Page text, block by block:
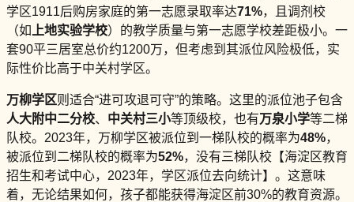
学区1911后购房家庭的第一志愿录取率达71%，且调剂校
（如 上地实验学校）的教学质量与第一志愿学校差距极小。一
套90平三居室总价约1200万，但考虑到其派位风险极低，实
际性价比高于中关村学区。
万柳学区则适合“进可攻退可守”的策略。这里的派位池子包含
人大附中二分校、 中关村三小等顶级校，也有万泉小学等二梯
队校。2023年，万柳学区被派位到一梯队校的概率为48%，
被派位到二梯队校的概率为52%，没有三梯队校【海淀区教育
招生和考试中心，2023年，学区派位去向统计】。这意味
着，无论结果如何，孩子都能获得海淀区前30%的教育资源。